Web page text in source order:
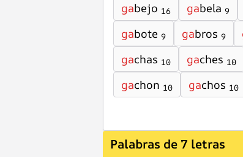
gabejo 16 gabela 9
gabote 9 gabros 9
gachas 10 gaches 10
gachon 10 gachos 10
Palabras de 7 letras